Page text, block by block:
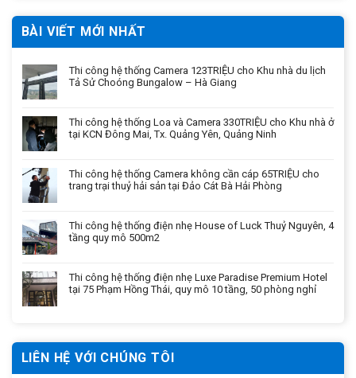
BÀI VIẾT MỚI NHẤT
Thi công hệ thống Camera 123TRIỆU cho Khu nhà du lịch
Tả Sử Choóng Bungalow – Hà Giang
Thi công hệ thống Loa và Camera 330TRIỆU cho Khu nhà ở
tại KCN Đông Mai, Tx. Quảng Yên, Quảng Ninh
Thi công hệ thống Camera không cần cáp 65TRIỆU cho
trang trại thuỷ hải sản tại Đảo Cát Bà Hải Phòng
Thi công hệ thống điện nhẹ House of Luck Thuỷ Nguyên, 4
tầng quy mô 500m2
Thi công hệ thống điện nhẹ Luxe Paradise Premium Hotel
tại 75 Phạm Hồng Thái, quy mô 10 tầng, 50 phòng nghỉ
LIÊN HỆ VỚI CHÚNG TÔI